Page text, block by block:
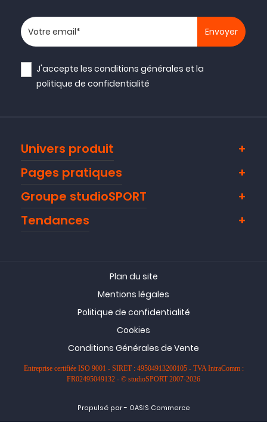
Votre adresse email
J'accepte lesconditions générales et la
politique de confidentialité
Univers produit
Pages pratiques
Groupe studioSPORT
Tendances
Plan du site
Mentions légales
Politique de confidentialité
Cookies
Conditions Générales de Vente
Entreprise certifiée ISO 9001 - SIRET : 49504913200105 - TVA IntraComm :
FR02495049132 - © studioSPORT 2007-2026
Propulsé par- OASIS Commerce